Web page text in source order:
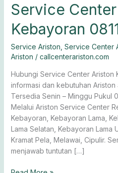
Service
Kebayoran
Service Ariston Service Center
Ariston / callcenterariston.com
Hubungi Service Center Ariston
informasi dan kebutuhan Ariston
Tersedia Senin – Minggu Pukul
Melalui Ariston Service Center
Kebayoran, Kebayoran Lama,
Lama Selatan, Kebayoran Lama
Kramat Pela, Melawai, Cipulir.
menjawab tuntutan […]
Service
Center
Ariston
0811-
611-
457